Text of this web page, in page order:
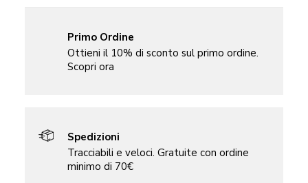
Primo Ordine
Ottieni il 10% di sconto sul primo ordine.
Scopri ora
Spedizioni
Tracciabili e veloci. Gratuite con ordine
minimo di 70€